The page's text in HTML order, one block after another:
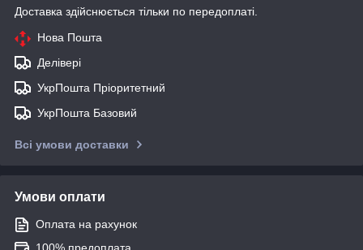
Доставка здійснюється тільки по передоплаті.
Нова Пошта
Делівері
УкрПошта Пріоритетний
УкрПошта Базовий
Всі умови доставки
Умови оплати
Оплата на рахунок
100% предоплата